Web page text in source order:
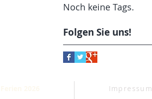
Noch keine Tags.
Folgen Sie uns!
Impressum